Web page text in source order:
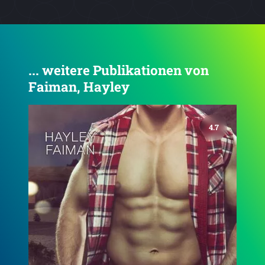
... weitere Publikationen von
Faiman, Hayley
4.4